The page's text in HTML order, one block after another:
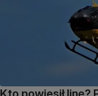
Kto powiesił